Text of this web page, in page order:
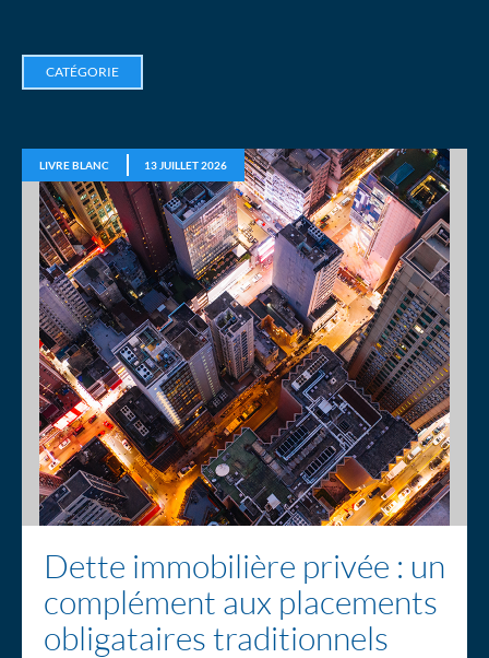
CATÉGORIE
LIVRE BLANC 13 JUILLET 2026
Dette immobilière privée : un
complément aux placements
obligataires traditionnels